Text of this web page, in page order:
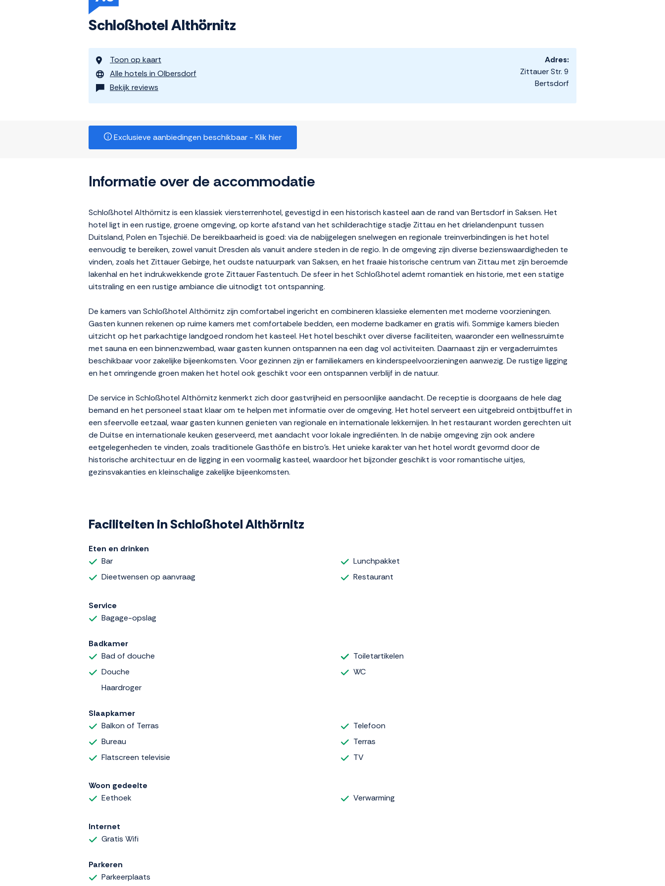
Schloßhotel Althörnitz
Toon op kaart
Alle hotels in Olbersdorf
Bekijk reviews
Adres:
Zittauer Str. 9
Bertsdorf
Exclusieve aanbiedingen beschikbaar - Klik hier
Informatie over de accommodatie
Schloßhotel Althörnitz is een klassiek viersterrenhotel, gevestigd in een historisch kasteel aan de rand van Bertsdorf in Saksen. Het
hotel ligt in een rustige, groene omgeving, op korte afstand van het schilderachtige stadje Zittau en het drielandenpunt tussen
Duitsland, Polen en Tsjechië. De bereikbaarheid is goed: via de nabijgelegen snelwegen en regionale treinverbindingen is het hotel
eenvoudig te bereiken, zowel vanuit Dresden als vanuit andere steden in de regio. In de omgeving zijn diverse bezienswaardigheden te
vinden, zoals het Zittauer Gebirge, het oudste natuurpark van Saksen, en het fraaie historische centrum van Zittau met zijn beroemde
lakenhal en het indrukwekkende grote Zittauer Fastentuch. De sfeer in het Schloßhotel ademt romantiek en historie, met een statige
uitstraling en een rustige ambiance die uitnodigt tot ontspanning.
De kamers van Schloßhotel Althörnitz zijn comfortabel ingericht en combineren klassieke elementen met moderne voorzieningen.
Gasten kunnen rekenen op ruime kamers met comfortabele bedden, een moderne badkamer en gratis wifi. Sommige kamers bieden
uitzicht op het parkachtige landgoed rondom het kasteel. Het hotel beschikt over diverse faciliteiten, waaronder een wellnessruimte
met sauna en een binnenzwembad, waar gasten kunnen ontspannen na een dag vol activiteiten. Daarnaast zijn er vergaderruimtes
beschikbaar voor zakelijke bijeenkomsten. Voor gezinnen zijn er familiekamers en kinderspeelvoorzieningen aanwezig. De rustige ligging
en het omringende groen maken het hotel ook geschikt voor een ontspannen verblijf in de natuur.
De service in Schloßhotel Althörnitz kenmerkt zich door gastvrijheid en persoonlijke aandacht. De receptie is doorgaans de hele dag
bemand en het personeel staat klaar om te helpen met informatie over de omgeving. Het hotel serveert een uitgebreid ontbijtbuffet in
een sfeervolle eetzaal, waar gasten kunnen genieten van regionale en internationale lekkernijen. In het restaurant worden gerechten uit
de Duitse en internationale keuken geserveerd, met aandacht voor lokale ingrediënten. In de nabije omgeving zijn ook andere
eetgelegenheden te vinden, zoals traditionele Gasthöfe en bistro's. Het unieke karakter van het hotel wordt gevormd door de
historische architectuur en de ligging in een voormalig kasteel, waardoor het bijzonder geschikt is voor romantische uitjes,
gezinsvakanties en kleinschalige zakelijke bijeenkomsten.
Faciliteiten in Schloßhotel Althörnitz
Eten en drinken
Bar
Dieetwensen op aanvraag
Lunchpakket
Restaurant
Service
Bagage-opslag
Badkamer
Bad of douche
Douche
Haardroger
Toiletartikelen
WC
Slaapkamer
Balkon of Terras
Bureau
Flatscreen televisie
Telefoon
Terras
TV
Woon gedeelte
Eethoek
Verwarming
Internet
Gratis Wifi
Parkeren
Parkeerplaats